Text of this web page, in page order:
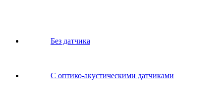
Без датчика
С оптико-акустическими датчиками